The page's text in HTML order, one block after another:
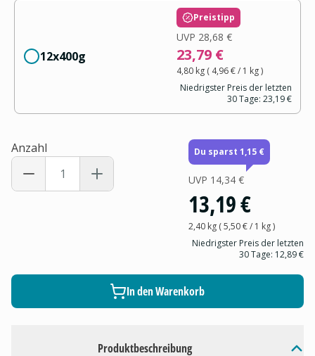
Produktbeschreibung
12x400g
Preistipp
UVP 28,68 €
23,79 €
4,80 kg( 4,96 €/ 1 kg)
Niedrigster Preis der letzten
30 Tage: 23,19 €
Anzahl Du sparst 1,15 €
UVP 14,34 €
13,19 €
2,40 kg(5,50 €/ 1 kg)
Niedrigster Preis der letzten
30 Tage: 12,89 €
In den Warenkorb